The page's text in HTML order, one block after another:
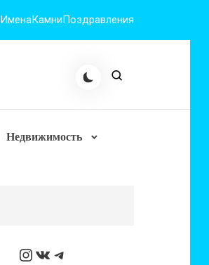
ИменаКамниПоздравления
Недвижимость
Instagram
ВКонтакте
Telegram